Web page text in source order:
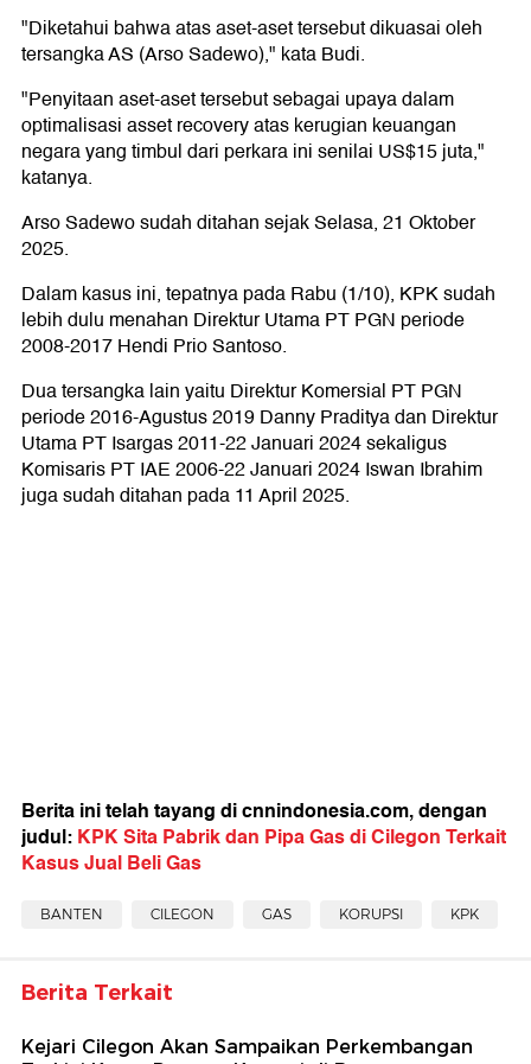
"Diketahui bahwa atas aset-aset tersebut dikuasai oleh
tersangka AS (Arso Sadewo)," kata Budi.
"Penyitaan aset-aset tersebut sebagai upaya dalam
optimalisasi asset recovery atas kerugian keuangan
negara yang timbul dari perkara ini senilai US$15 juta,"
katanya.
Arso Sadewo sudah ditahan sejak Selasa, 21 Oktober
2025.
Dalam kasus ini, tepatnya pada Rabu (1/10), KPK sudah
lebih dulu menahan Direktur Utama PT PGN periode
2008-2017 Hendi Prio Santoso.
Dua tersangka lain yaitu Direktur Komersial PT PGN
periode 2016-Agustus 2019 Danny Praditya dan Direktur
Utama PT Isargas 2011-22 Januari 2024 sekaligus
Komisaris PT IAE 2006-22 Januari 2024 Iswan Ibrahim
juga sudah ditahan pada 11 April 2025.
Berita ini telah tayang di cnnindonesia.com, dengan
judul:KPK Sita Pabrik dan Pipa Gas di Cilegon Terkait
Kasus Jual Beli Gas
BANTEN CILEGON GAS KORUPSI KPK
Berita Terkait
Kejari Cilegon Akan Sampaikan Perkembangan